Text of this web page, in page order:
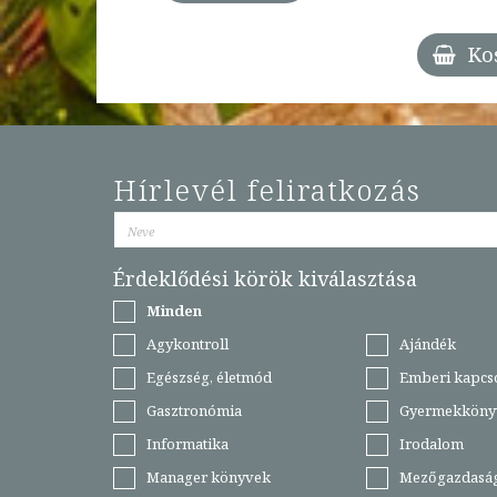
Hírlevél feliratkozás
Érdeklődési körök kiválasztása
Minden
Agykontroll
Ajándék
Egészség, életmód
Emberi
Gasztronómia
Informatika
Irodalom
Manager könyvek